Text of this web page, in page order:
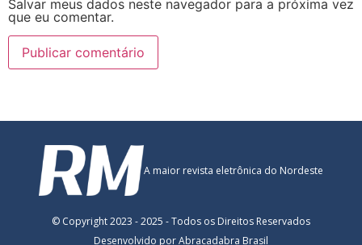
Salvar meus dados neste navegador para a próxima vez
que eu comentar.
A maior revista eletrônica do Nordeste
© Copyright 2023 - 2025 - Todos os Direitos Reservados
Desenvolvido por Abracadabra Brasil